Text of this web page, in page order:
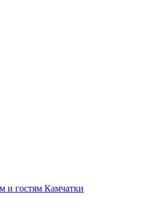
и гостям Камчатки